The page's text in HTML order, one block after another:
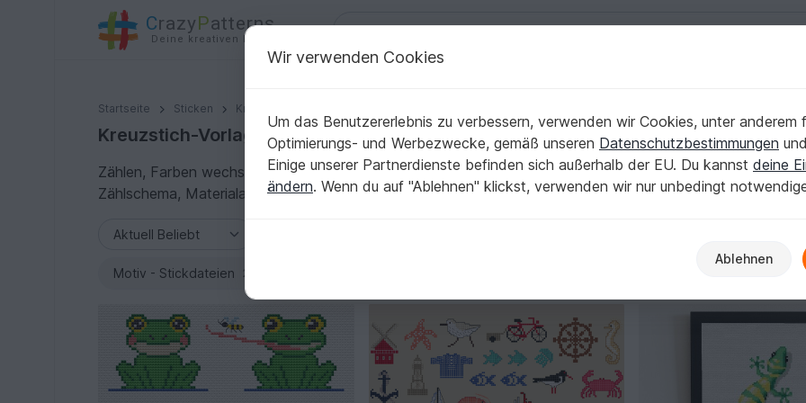
CrazyPatterns
Deine kreativen Ideen
Startseite Sticken Kreuzstich-Vorlagen
Kreuzstich-Vorlagen: Schritt für Schritt zum sauberen Stichbild
Zählen, Farben wechseln, Fäden sichern – mit einer klaren Anleitung gelingt dir der Einstieg entspannt.
Zählschema, Materialangaben und verständlichen Schritten. Filter nach Motiv und Schwierigkeitsgrad
Motiv - Stickdateien 2216
Wir verwenden Cookies
Um das Benutzererlebnis zu verbessern, verwenden wir Cookies, unter anderem
Optimierungs- und Werbezwecke, gemäß unseren Datenschutzbestimmungen und
Einige unserer Partnerdienste befinden sich außerhalb der EU. Du kannst deine
ändern. Wenn du auf "Ablehnen" klickst, verwenden wir nur unbedingt
Ablehnen